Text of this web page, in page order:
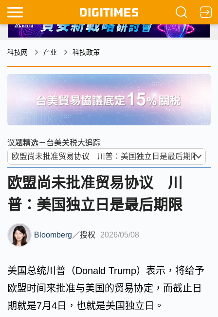
科技网 产业 科技政策
议题精选－台美关税大追踪
欧盟尚未批准贸易协议 川
普：美国独立日是最后期限
Bloomberg ／授权 2026/05/08
美国总统川普（Donald Trump）表示，将给予
欧盟时间来批准与美国的贸易协定，而截止日
期就是7月4日，也就是美国独立日。